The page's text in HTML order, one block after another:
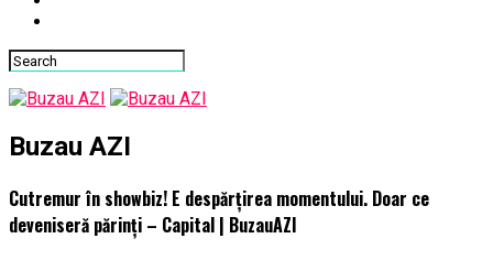
Buzau AZI
Cutremur în showbiz! E despărțirea momentului. Doar ce
deveniseră părinți – Capital | BuzauAZI